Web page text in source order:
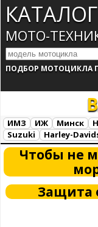
КАТАЛОГ
МОТО-
ПОДБОР МОТОЦИКЛА
ИМЗ ИЖ Минск
Suzuki
Harley-
Все марки
Загрузка...
Чтобы не
Защита